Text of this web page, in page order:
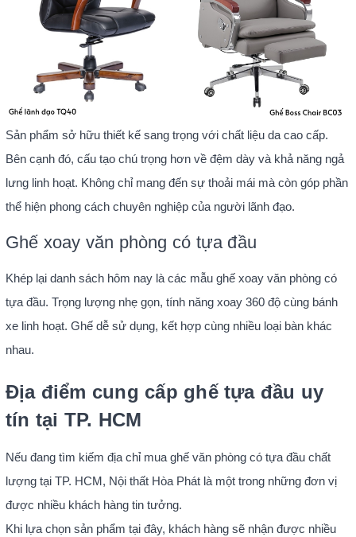
Sản phẩm sở hữu thiết kế sang trọng với chất liệu da cao cấp.
Bên cạnh đó, cấu tạo chú trọng hơn về đệm dày và khả năng ngả
lưng linh hoạt. Không chỉ mang đến sự thoải mái mà còn góp phần
thể hiện phong cách chuyên nghiệp của người lãnh đạo.
Ghế xoay văn phòng có tựa đầu
Khép lại danh sách hôm nay là các mẫu ghế xoay văn phòng có
tựa đầu. Trọng lượng nhẹ gọn, tính năng xoay 360 độ cùng bánh
xe linh hoạt. Ghế dễ sử dụng, kết hợp cùng nhiều loại bàn khác
nhau.
Địa điểm cung cấp ghế tựa đầu uy
tín tại TP. HCM
Nếu đang tìm kiếm địa chỉ mua ghế văn phòng có tựa đầu chất
lượng tại TP. HCM, Nội thất Hòa Phát là một trong những đơn vị
được nhiều khách hàng tin tưởng.
Khi lựa chọn sản phẩm tại đây, khách hàng sẽ nhận được nhiều